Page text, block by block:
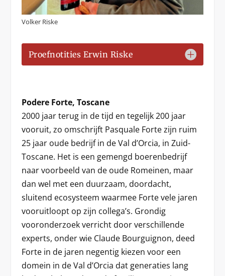
Volker Riske
Proefnotities Erwin Riske
Podere Forte, Toscane
2000 jaar terug in de tijd en tegelijk 200 jaar
vooruit, zo omschrijft Pasquale Forte zijn ruim
25 jaar oude bedrijf in de Val d’Orcia, in Zuid-
Toscane. Het is een gemengd boerenbedrijf
naar voorbeeld van de oude Romeinen, maar
dan wel met een duurzaam, doordacht,
sluitend ecosysteem waarmee Forte vele jaren
vooruitloopt op zijn collega’s. Grondig
vooronderzoek verricht door verschillende
experts, onder wie Claude Bourguignon, deed
Forte in de jaren negentig kiezen voor een
domein in de Val d’Orcia dat generaties lang